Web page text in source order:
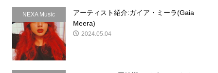
NEXA Music
アーティスト紹介:ガイア・ミーラ(Gaia
Meera)
2024.05.04